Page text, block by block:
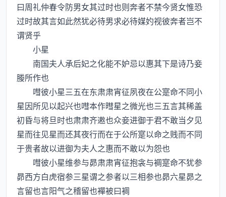
曰周礼仲春令防男女其过时也则奔者不禁今贤女惟恐
过时故其言如此然犹必待男求必待媒妁视彼奔者岂不
谓贤乎
小星
南国夫人承后妃之化能不妒忌以惠其下是诗乃妾
媵所作也
嘒彼小星三五在东肃肃宵征夙夜在公寔命不同小
星因所见以起兴也嘒本作暳星之微光也三五言其稀盖
初昏与将旦时也肃肃齐遫也众妾进御于君不敢当夕见
星而往见星而还其夜行而在于公所寔以命之贱而不同
于贵者故以进御为夫人之惠而不敢以为怨也
嘒彼小星维参与昴肃肃宵征抱衾与裯寔命不犹参
昴西方白虎宿参三星谓之参者以三相参也昴六星昴之
言留也言阳气之稽留也襌被曰裯